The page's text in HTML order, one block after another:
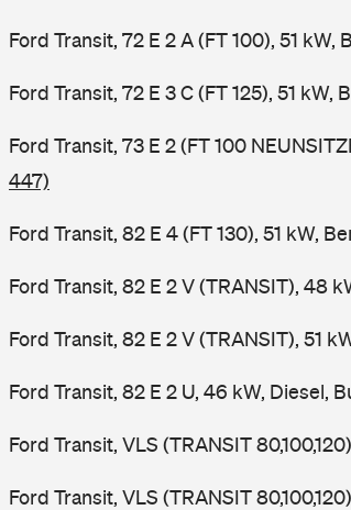
Ford Transit, 72 E 2 A (FT 100), 51
Ford Transit, 72 E 3 C (FT 125), 51
Ford Transit, 73 E 2 (FT 100
447)
Ford Transit, 82 E 4 (FT 130), 51 kW,
Ford Transit, 82 E 2 V (TRANSIT), 48
Ford Transit, 82 E 2 V (TRANSIT), 51
Ford Transit, 82 E 2 U, 46 kW, Diesel,
Ford Transit, VLS (TRANSIT
Ford Transit, VLS (TRANSIT